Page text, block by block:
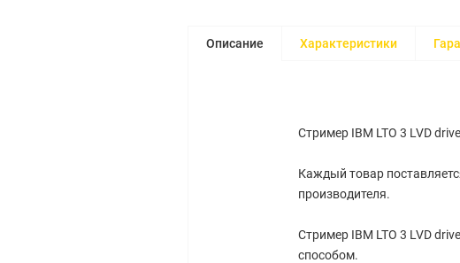
Описание Характеристики
Стример IBM LTO 3 LVD
Каждый товар
производителя.
Стример IBM LTO 3 LVD
способом.